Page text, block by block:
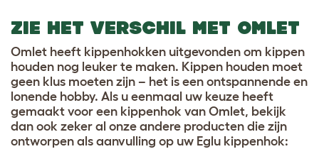
ZIE HET VERSCHIL MET OMLET
Omlet heeft kippenhokken uitgevonden om kippen
houden nog leuker te maken. Kippen houden moet
geen klus moeten zijn – het is een ontspannende en
lonende hobby. Als u eenmaal uw keuze heeft
gemaakt voor een kippenhok van Omlet, bekijk
dan ook zeker al onze andere producten die zijn
ontworpen als aanvulling op uw Eglu kippenhok: